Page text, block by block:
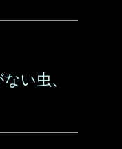
い虫、